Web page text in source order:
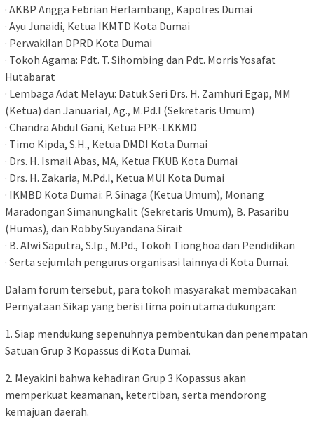
· AKBP Angga Febrian Herlambang, Kapolres Dumai
· Ayu Junaidi, Ketua IKMTD Kota Dumai
· Perwakilan DPRD Kota Dumai
· Tokoh Agama: Pdt. T. Sihombing dan Pdt. Morris Yosafat
Hutabarat
· Lembaga Adat Melayu: Datuk Seri Drs. H. Zamhuri Egap, MM
(Ketua) dan Januarial, Ag., M.Pd.I (Sekretaris Umum)
· Chandra Abdul Gani, Ketua FPK-LKKMD
· Timo Kipda, S.H., Ketua DMDI Kota Dumai
· Drs. H. Ismail Abas, MA, Ketua FKUB Kota Dumai
· Drs. H. Zakaria, M.Pd.I, Ketua MUI Kota Dumai
· IKMBD Kota Dumai: P. Sinaga (Ketua Umum), Monang
Maradongan Simanungkalit (Sekretaris Umum), B. Pasaribu
(Humas), dan Robby Suyandana Sirait
· B. Alwi Saputra, S.Ip., M.Pd., Tokoh Tionghoa dan Pendidikan
· Serta sejumlah pengurus organisasi lainnya di Kota Dumai.
Dalam forum tersebut, para tokoh masyarakat membacakan
Pernyataan Sikap yang berisi lima poin utama dukungan:
1. Siap mendukung sepenuhnya pembentukan dan penempatan
Satuan Grup 3 Kopassus di Kota Dumai.
2. Meyakini bahwa kehadiran Grup 3 Kopassus akan
memperkuat keamanan, ketertiban, serta mendorong
kemajuan daerah.